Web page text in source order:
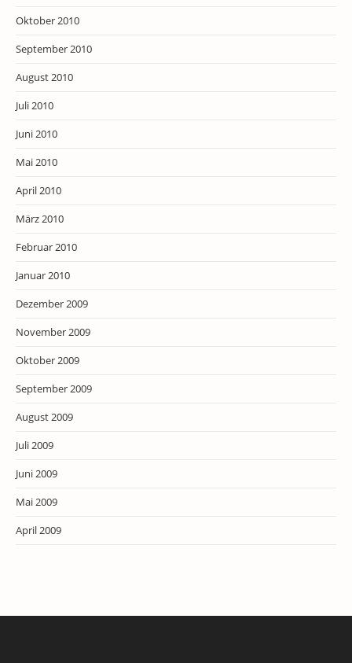
Oktober 2010
September 2010
August 2010
Juli 2010
Juni 2010
Mai 2010
April 2010
März 2010
Februar 2010
Januar 2010
Dezember 2009
November 2009
Oktober 2009
September 2009
August 2009
Juli 2009
Juni 2009
Mai 2009
April 2009